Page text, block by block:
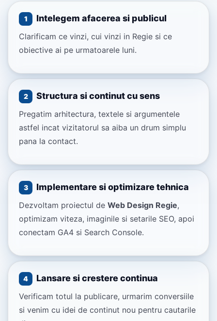
1 Intelegem afacerea si publicul
Clarificam ce vinzi, cui vinzi in Regie si ce
obiective ai pe urmatoarele luni.
2 Structura si continut cu sens
Pregatim arhitectura, textele si argumentele
astfel incat vizitatorul sa aiba un drum simplu
pana la contact.
3 Implementare si optimizare tehnica
Dezvoltam proiectul de Web Design Regie,
optimizam viteza, imaginile si setarile SEO, apoi
conectam GA4 si Search Console.
4 Lansare si crestere continua
Verificam totul la publicare, urmarim conversiile
si venim cu idei de continut nou pentru cautarile